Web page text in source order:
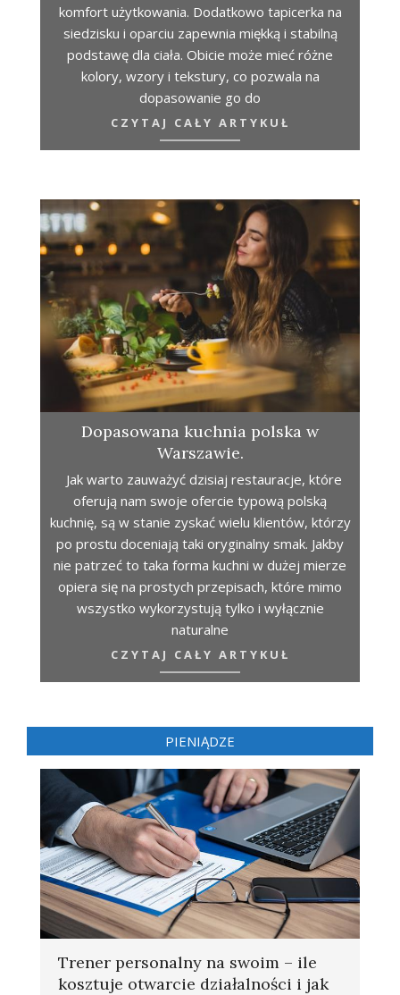
komfort użytkowania. Dodatkowo tapicerka na
siedzisku i oparciu zapewnia miękką i stabilną
podstawę dla ciała. Obicie może mieć różne
kolory, wzory i tekstury, co pozwala na
dopasowanie go do
CZYTAJ CAŁY ARTYKUŁ
Dopasowana kuchnia polska w
Warszawie.
Jak warto zauważyć dzisiaj restauracje, które
oferują nam swoje ofercie typową polską
kuchnię, są w stanie zyskać wielu klientów, którzy
po prostu doceniają taki oryginalny smak. Jakby
nie patrzeć to taka forma kuchni w dużej mierze
opiera się na prostych przepisach, które mimo
wszystko wykorzystują tylko i wyłącznie
naturalne
CZYTAJ CAŁY ARTYKUŁ
PIENIĄDZE
Trener personalny na swoim – ile
kosztuje otwarcie działalności i jak